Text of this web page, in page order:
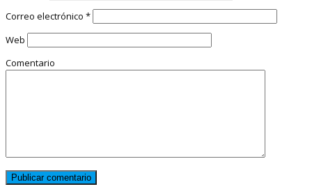
Correo electrónico *
Web
Comentario